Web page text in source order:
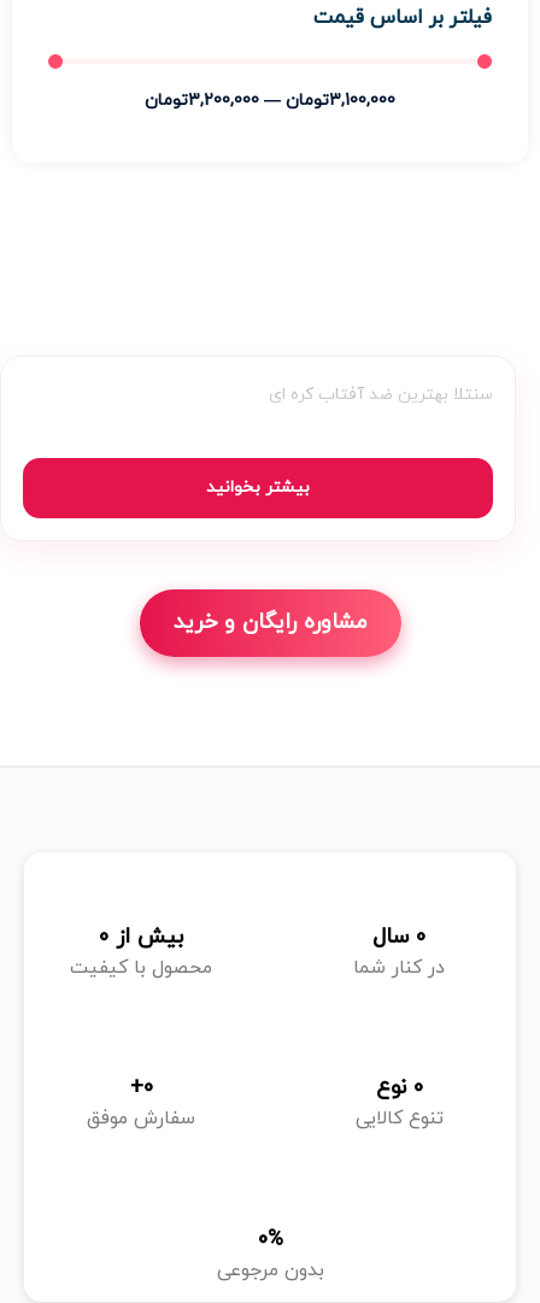
فیلتر بر اساس قیمت
3,100,000تومان —
3,200,000تومان
سنتلا بهترین ضد آفتاب کره ای
بیشتر بخوانید
مشاوره رایگان و خرید
در کنار شما
0 سال
محصول با کیفیت
بیش از 0
تنوع کالایی
0 نوع
سفارش موفق
0
+
بدون مرجوعی
%
0